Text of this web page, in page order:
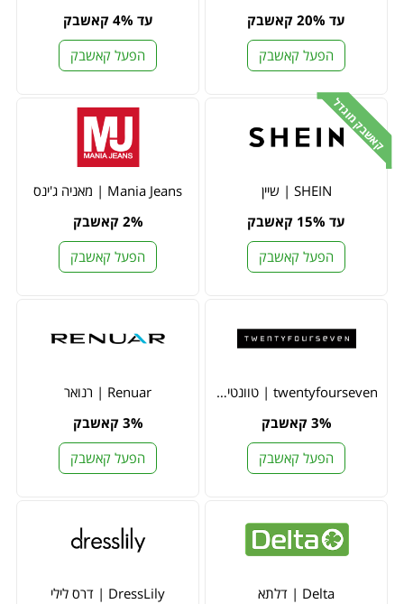
עד 20% קאשבק
הפעל קאשבק
עד 4% קאשבק
הפעל קאשבק
קאשבק מוגדל
SHEIN | שיין
עד 15% קאשבק
הפעל קאשבק
Mania Jeans | מאניה ג'ינס
2% קאשבק
הפעל קאשבק
twentyfourseven | טוונטי פור סבן
3% קאשבק
הפעל קאשבק
Renuar | רנואר
3% קאשבק
הפעל קאשבק
Delta | דלתא
DressLily | דרס לילי